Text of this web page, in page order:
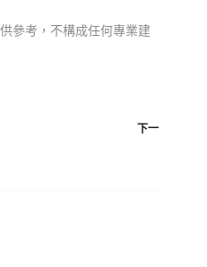
參考，不構成任何專業建
下一